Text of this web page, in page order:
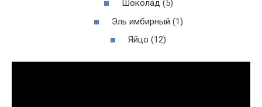
Шоколад (5)
Эль имбирный (1)
Яйцо (12)